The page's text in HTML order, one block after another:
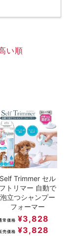
員登録
い順
Self Trimmer セル
フトリマー 自動で
泡立つシャンプー
フォーマー
常価格 ¥3,828
売価格 ¥3,828